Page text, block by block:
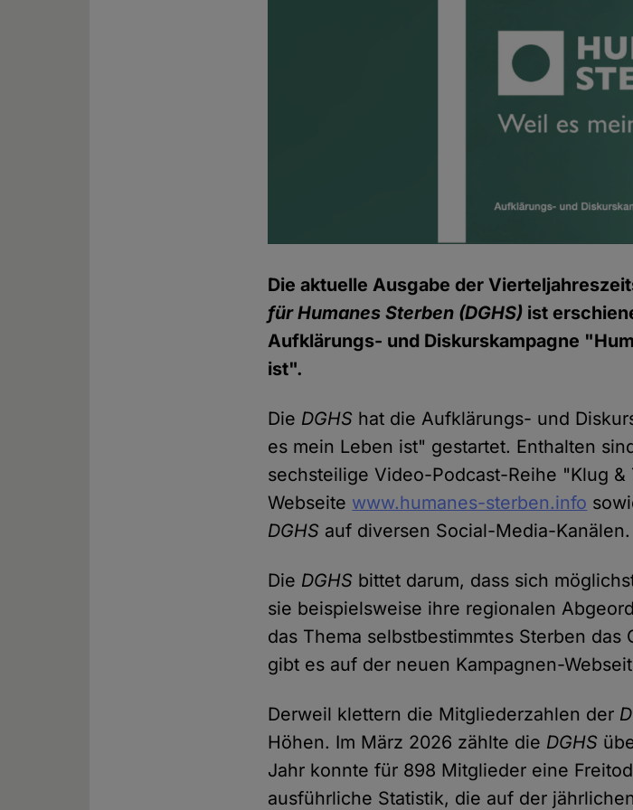
Die aktuelle Ausgabe der
für Humanes Sterben (DGHS) ist
Aufklärungs- und Diskurskampagne
ist".
Die DGHS hat die Aufklärungs- und
es mein Leben ist" gestartet. Enthalten
sechsteilige Video-Podcast-Reihe "Klug
Webseite www.humanes-sterben.info
DGHS auf diversen Social-Media-Kanälen.
Die DGHS bittet darum, dass sich
sie beispielsweise ihre regionalen
das Thema selbstbestimmtes Sterben
gibt es auf der neuen Kampagnen-
Derweil klettern die Mitgliederzahlen der
Höhen. Im März 2026 zählte die DGHS
Jahr konnte für 898 Mitglieder eine
ausführliche Statistik, die auf der jährlichen